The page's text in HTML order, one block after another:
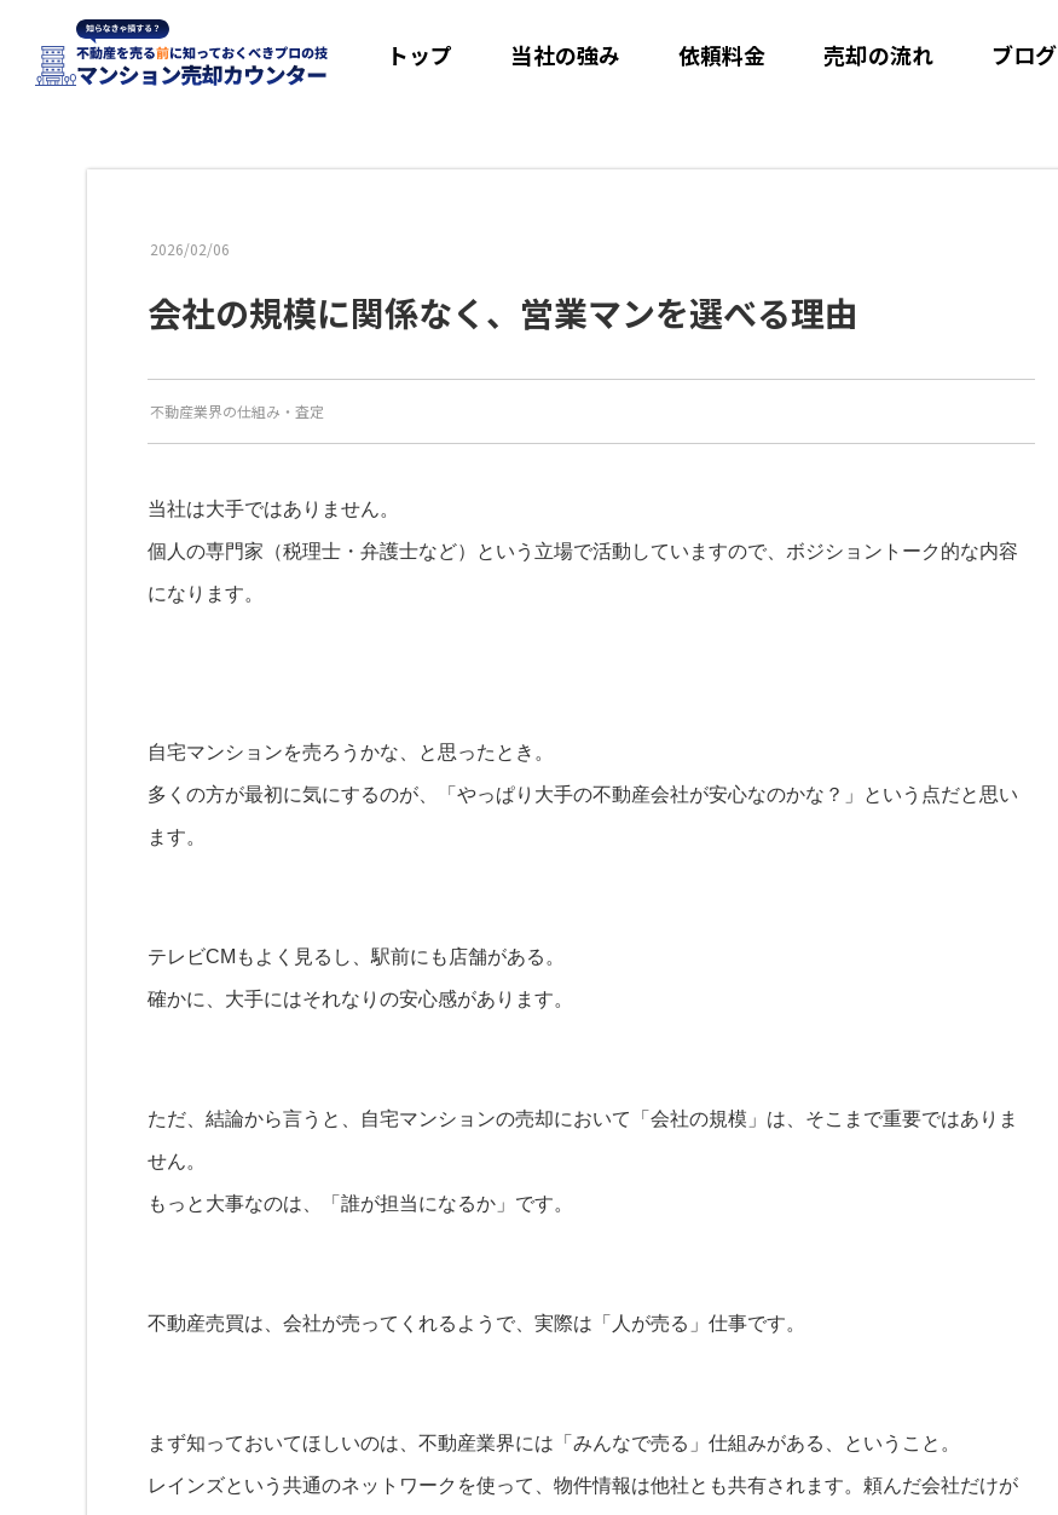
トップ 当社の強み 依頼料金 売却の流れ ブログ
2026/02/06
会社の規模に関係なく、営業マンを選べる理由
不動産業界の仕組み ・ 査定
当社は大手ではありません。
個人の専門家（税理士・弁護士など）という立場で活動していますので、ボジショントーク的な内容
になります。
自宅マンションを売ろうかな、と思ったとき。
多くの方が最初に気にするのが、「やっぱり大手の不動産会社が安心なのかな？」という点だと思い
ます。
テレビCMもよく見るし、駅前にも店舗がある。
確かに、大手にはそれなりの安心感があります。
ただ、結論から言うと、自宅マンションの売却において「会社の規模」は、そこまで重要ではありま
せん。
もっと大事なのは、「誰が担当になるか」です。
不動産売買は、会社が売ってくれるようで、実際は「人が売る」仕事です。
まず知っておいてほしいのは、不動産業界には「みんなで売る」仕組みがある、ということ。
レインズという共通のネットワークを使って、物件情報は他社とも共有されます。頼んだ会社だけが